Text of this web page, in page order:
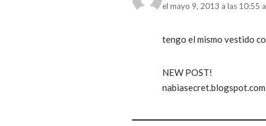
el mayo 9, 2013 a las 10:55
tengo el mismo vestido
NEW POST!